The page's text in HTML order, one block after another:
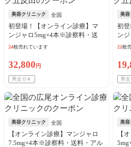
美容クリニック 全国
初登場！【オンライン診療】マ
ンジャロ5mg×4本※診察料・送
料・アルコール綿込／リピート
24枚売れています
32,800 円
男女ＯＫ
美容
初
ン
料・
22枚
男女
美容クリニック 全国
【オンライン診療】マンジャロ
7.5mg×4本※診察料・送料・アル
美容
【